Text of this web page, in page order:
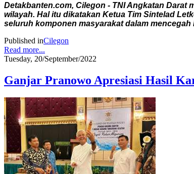
Detakbanten.com, Cilegon - TNI Angkatan
wilayah. Hal itu dikatakan Ketua Tim Sintelad
seluruh komponen masyarakat dalam mencegah
Published inCilegon
Read more...
Tuesday, 20/September/2022
Ganjar Pranowo Apresiasi Hasil